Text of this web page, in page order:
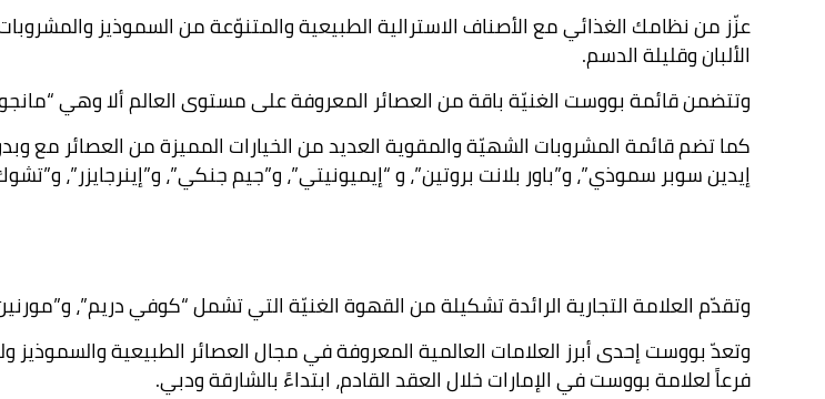
عزّز من نظامك الغذائي مع الأصناف الاسترالية الطبيعية والمتنوّعة من السموذيز
الألبان وقليلة الدسم.
وتتضمن قائمة بووست الغنيّة باقة من العصائر المعروفة على مستوى العالم ألا وهي “مانجو
كما تضم قائمة المشروبات الشهيّة والمقوية العديد من الخيارات المميزة من العصائر مع
إيدين سوبر سموذي”، و”باور بلانت بروتين”، و “إيميونيتي”، و”جيم جنكي”، و”إينرجايزر”،
وتقدّم العلامة التجارية الرائدة تشكيلة من القهوة الغنيّة التي تشمل “كوفي دريم”،
فرعاً لعلامة بووست في الإمارات خلال العقد القادم، ابتداءً بالشارقة ودبي.